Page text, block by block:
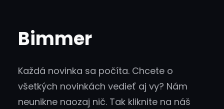
content
Bimmer
Každá novinka sa počíta. Chcete o
všetkých novinkách vedieť aj vy? Nám
neunikne naozaj nič. Tak kliknite na náš